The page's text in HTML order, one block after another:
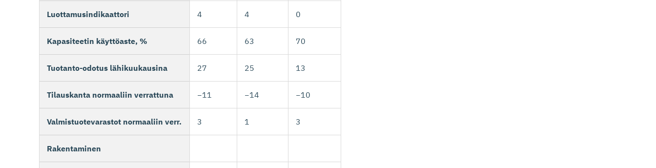
Luottamusindikaattori 4 4 0
Kapasiteetin käyttöaste, % 66 63 70
Tuotanto-odotus lähikuukausina 27 25 13
Tilauskanta normaaliin verrattuna −11 −14 −10
Valmistuotevarastot normaaliin verr. 3 1 3
Rakentaminen